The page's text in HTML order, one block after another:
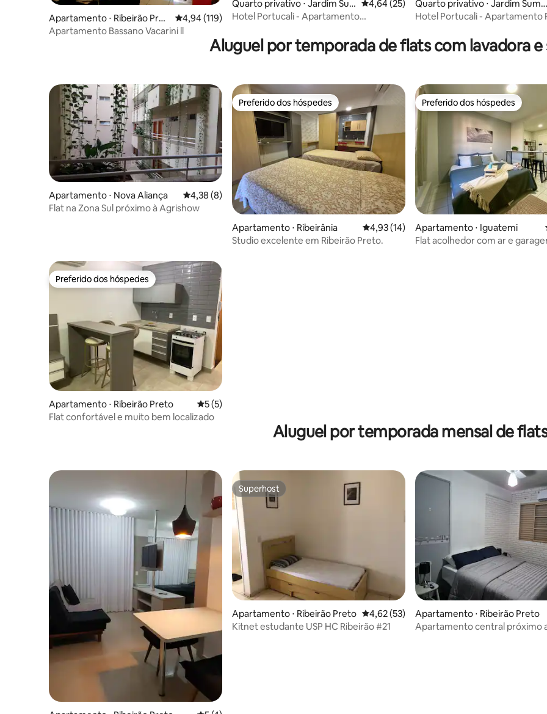
Apartamento ⋅ Ribeirão Pret
o
4,94 de uma avaliação média de 5, 119 avaliações
4,94 (119)
Apartamento Bassano Vacarini ll
Quarto privativo ⋅ Jardim Su
mare
4,64 de uma avaliação média de 5, 25
4,64 (25)
Hotel Portucali - Apartamento
Quarto privativo ⋅ Jardim Sumar
e
Hotel Portucali - Apartamento
Aluguel por temporada de flats com lavadora e
Apartamento ⋅ Nova Aliança 4,38 de uma avaliação média de 5, 8 avaliações
4,38 (8)
Flat na Zona Sul próximo à Agrishow
Preferido dos hóspedes
Preferido dos hóspedes
Apartamento ⋅ Ribeirânia 4,93 de uma avaliação média de 5, 14
4,93 (14)
Studio excelente em Ribeirão Preto.
Preferido dos hóspedes
Preferido dos hóspedes
Apartamento ⋅ Iguatemi
Flat acolhedor com ar e
Preferido dos hóspedes
Preferido dos hóspedes
Apartamento ⋅ Ribeirão Preto 5 de uma avaliação média de 5, 5 avaliações
5 (5)
Flat confortável e muito bem localizado
Aluguel por temporada mensal de
Superhost
Superhost
Apartamento ⋅ Ribeirão Preto 4,62 de uma avaliação média de 5, 53
4,62 (53)
Kitnet estudante USP HC Ribeirão #21
Apartamento ⋅ Ribeirão Preto
Apartamento central próximo